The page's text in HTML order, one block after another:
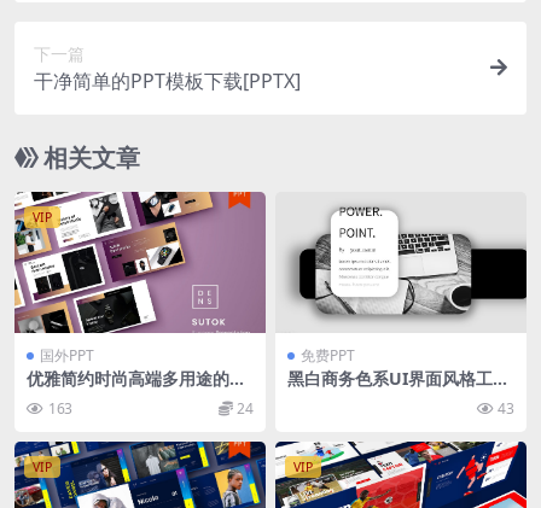
下一篇
干净简单的PPT模板下载[PPTX]
相关文章
VIP
国外PPT
优雅简约时尚高端多用途的商
业商务powerpoint幻灯片演
示模板（pptx）
163 24
免费PPT
黑白商务色系UI界面风格工作
43
VIP VIP